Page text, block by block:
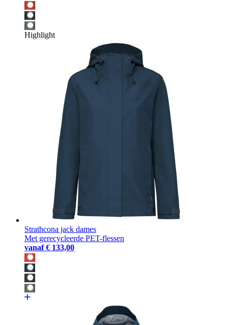
Highlight
Strathcona jack dames
Met gerecycleerde PET-flessen
vanaf € 133,00